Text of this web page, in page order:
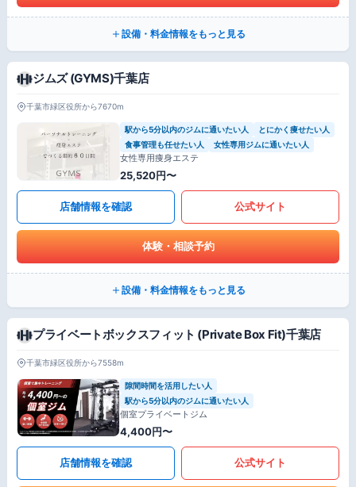
設備・料金情報をもっと見る
ジムズ (GYMS)千葉店
千葉市緑区役所から7670m
駅から5分以内のジムに通いたい人
とにかく痩せたい人
食事管理も任せたい人
女性専用ジムに通いたい人
女性専用痩身エステ
25,520円〜
店舗情報を確認 公式サイト
体験・相談予約
設備・料金情報をもっと見る
プライベートボックスフィット (Private Box Fit)千葉店
千葉市緑区役所から7558m
隙間時間を活用したい人
駅から5分以内のジムに通いたい人
個室プライベートジム
4,400円〜
店舗情報を確認 公式サイト